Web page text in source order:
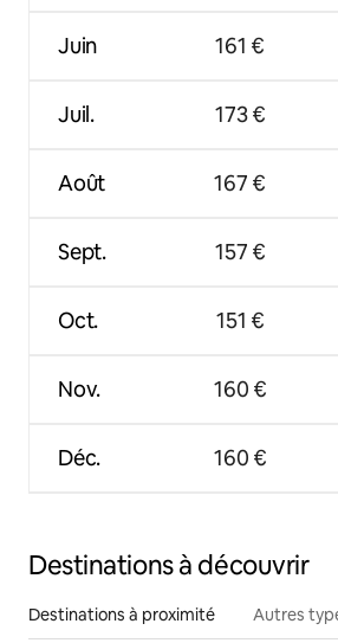
Juin
Juil.
Août
Sept.
Oct.
Nov.
Déc.
161 €
173 €
167 €
157 €
151 €
160 €
160 €
Destinations à découvrir
Destinations à proximité Autres